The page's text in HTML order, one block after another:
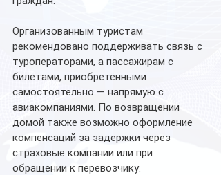
Организованным туристам
рекомендовано поддерживать связь с
туроператорами, а пассажирам с
билетами, приобретёнными
самостоятельно — напрямую с
авиакомпаниями. По возвращении
домой также возможно оформление
компенсаций за задержки через
страховые компании или при
обращении к перевозчику.